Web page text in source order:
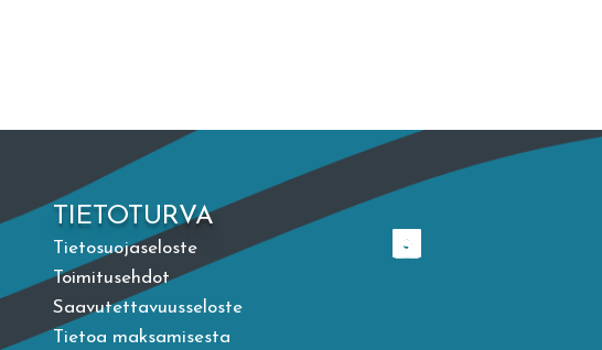
TIETOTURVA
Tietosuojaseloste
Toimitusehdot
Saavutettavuusseloste
Tietoa maksamisesta